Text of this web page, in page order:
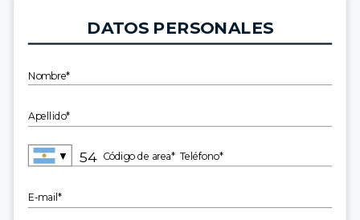
DATOS PERSONALES
Nombre*
Apellido*
▼ Código de area* Teléfono*
E-mail*